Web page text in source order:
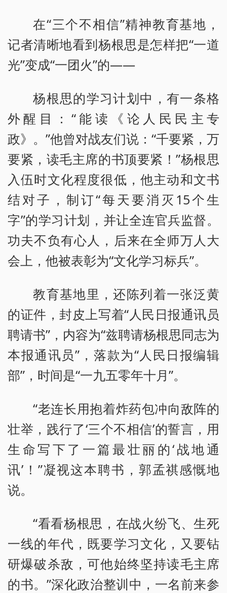
在“三个不相信”精神教育基地，
记者清晰地看到杨根思是怎样把“一道
光”变成“一团火”的——
杨根思的学习计划中，有一条格
外醒目：“能读《论人民民主专
政》。”他曾对战友们说：“千要紧，万
要紧，读毛主席的书顶要紧！”杨根思
入伍时文化程度很低，他主动和文书
结对子，制订“每天要消灭15个生
字”的学习计划，并让全连官兵监督。
功夫不负有心人，后来在全师万人大
会上，他被表彰为“文化学习标兵”。
教育基地里，还陈列着一张泛黄
的证件，封皮上写着“人民日报通讯员
聘请书”，内容为“兹聘请杨根思同志为
本报通讯员”，落款为“人民日报编辑
部”，时间是“一九五零年十月”。
“老连长用抱着炸药包冲向敌阵的
壮举，践行了‘三个不相信’的誓言，用
生命写下了一篇最壮丽的‘战地通
讯’！”凝视这本聘书，郭孟祺感慨地
说。
“看看杨根思，在战火纷飞、生死
一线的年代，既要学习文化，又要钻
研爆破杀敌，可他始终坚持读毛主席
的书。”深化政治整训中，一名前来参